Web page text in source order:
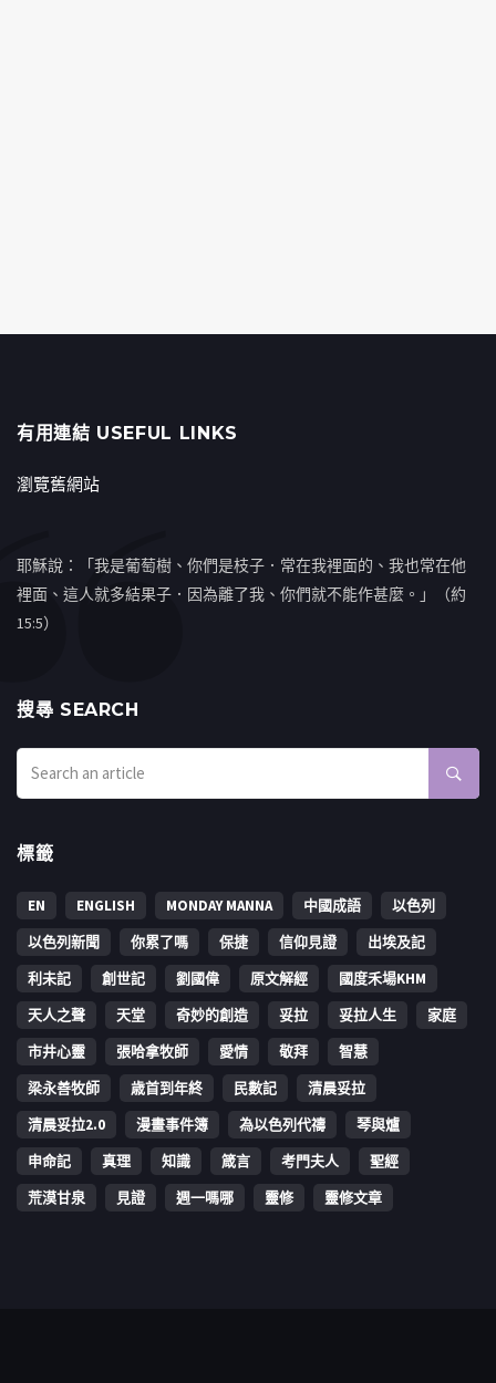
有用連結 USEFUL LINKS
瀏覽舊網站
耶穌說：「我是葡萄樹、你們是枝子．常在我裡面的、我也常在他
裡面、這人就多結果子．因為離了我、你們就不能作甚麼。」（約
15:5）
搜㝷 SEARCH
標籤
EN ENGLISH MONDAY MANNA 中國成語
以色列
以色列新聞
你累了嗎 保捷 信仰見證
出埃及記
利未記
創世記 劉國偉 原文解經
國度禾場KHM
天人之聲
天堂 奇妙的創造 妥拉 妥拉人生
家庭
市井心靈
張哈拿牧師 愛情 敬拜
智慧
梁永善牧師
歳首到年終 民數記
清晨妥拉
清晨妥拉2.0
漫畫事件簿 為以色列代禱
琴與爐
申命記
真理 知識 箴言 考門夫人
聖經
荒漠甘泉
見證 週一嗎哪 靈修 靈修文章